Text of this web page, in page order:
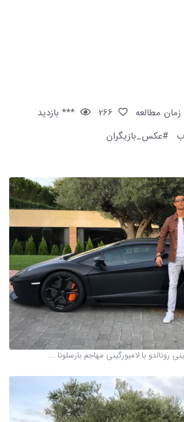
*** بازدید
#عکس_بازیگران
رونالدو با لامبورگینی مهاجم بارسلونا ...